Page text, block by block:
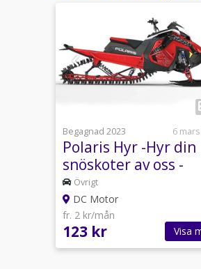
Begagnad 2023
6
Polaris Hyr -Hyr din
snöskoter av oss -
Släpvagn -Finans -Lev
Övrigt
DC Motor
fr. 2 kr/mån
123 kr Visa